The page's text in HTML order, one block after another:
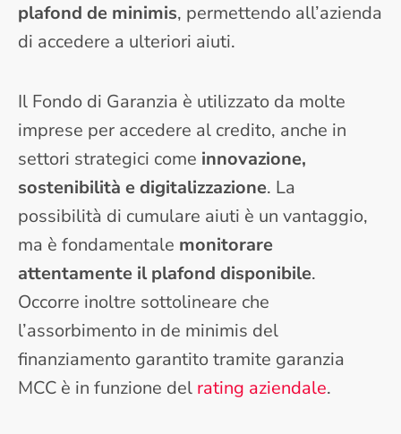
plafond de minimis, permettendo all’azienda
di accedere a ulteriori aiuti.
Il Fondo di Garanzia è utilizzato da molte
imprese per accedere al credito, anche in
settori strategici come innovazione,
sostenibilità e digitalizzazione. La
possibilità di cumulare aiuti è un vantaggio,
ma è fondamentale monitorare
attentamente il plafond disponibile.
Occorre inoltre sottolineare che
l’assorbimento in de minimis del
finanziamento garantito tramite garanzia
MCC è in funzione del rating aziendale.